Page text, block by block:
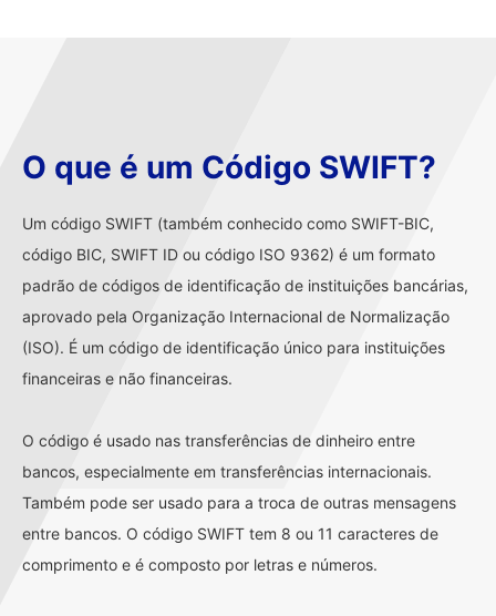
O que é um Código SWIFT?
Um código SWIFT (também conhecido como SWIFT-BIC,
código BIC, SWIFT ID ou código ISO 9362) é um formato
padrão de códigos de identificação de instituições bancárias,
aprovado pela Organização Internacional de Normalização
(ISO). É um código de identificação único para instituições
financeiras e não financeiras.
O código é usado nas transferências de dinheiro entre
bancos, especialmente em transferências internacionais.
Também pode ser usado para a troca de outras mensagens
entre bancos. O código SWIFT tem 8 ou 11 caracteres de
comprimento e é composto por letras e números.